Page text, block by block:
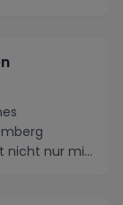
nicht nur mit